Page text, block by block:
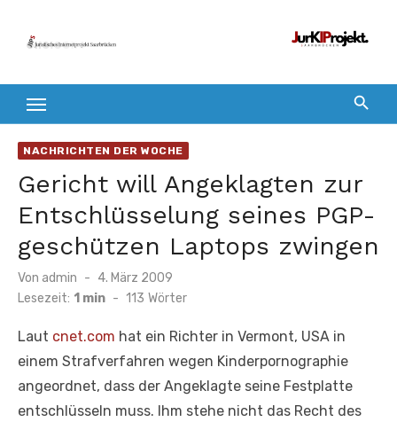
Inhalt
NACHRICHTEN DER WOCHE
Gericht will Angeklagten zur
Entschlüsselung seines PGP-
geschützen Laptops zwingen
Von admin
Veröffentlicht
am
4. März 2009
Lesezeit: 1 min - 113 Wörter
Laut cnet.com hat ein Richter in Vermont, USA in
einem Strafverfahren wegen Kinderpornographie
angeordnet, dass der Angeklagte seine Festplatte
entschlüsseln muss. Ihm stehe nicht das Recht des